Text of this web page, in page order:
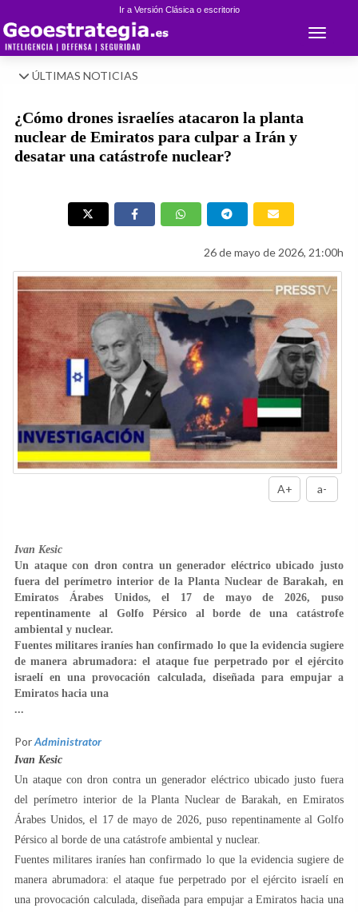
Ir a Versión Clásica o escritorio
Toggle
ÚLTIMAS NOTICIAS
¿Cómo drones israelíes atacaron la planta
nuclear de Emiratos para culpar a Irán y
desatar una catástrofe nuclear?
26 de mayo de 2026, 21:00h
A+ a-
Ivan Kesic
Un ataque con dron contra un generador eléctrico ubicado justo
fuera del perímetro interior de la Planta Nuclear de Barakah, en
Emiratos Árabes Unidos, el 17 de mayo de 2026, puso
repentinamente al Golfo Pérsico al borde de una catástrofe
ambiental y nuclear.
Fuentes militares iraníes han confirmado lo que la evidencia sugiere
de manera abrumadora: el ataque fue perpetrado por el ejército
israelí en una provocación calculada, diseñada para empujar a
Emiratos hacia una
...
PorAdministrator
Ivan Kesic
Un ataque con dron contra un generador eléctrico ubicado justo fuera
del perímetro interior de la Planta Nuclear de Barakah, en Emiratos
Árabes Unidos, el 17 de mayo de 2026, puso repentinamente al Golfo
Pérsico al borde de una catástrofe ambiental y nuclear.
Fuentes militares iraníes han confirmado lo que la evidencia sugiere de
manera abrumadora: el ataque fue perpetrado por el ejército israelí en
una provocación calculada, diseñada para empujar a Emiratos hacia una